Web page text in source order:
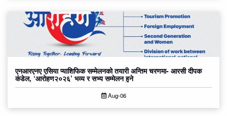
एनआरएनए एसिया प्याशिफिक सम्मेलनको तयारी अन्तिम चरणमा- आरसी दीपक
कंडेल, ‘आरोहण२०२६’ भव्य र सभ्य सम्मेलन हुने
Aug-06